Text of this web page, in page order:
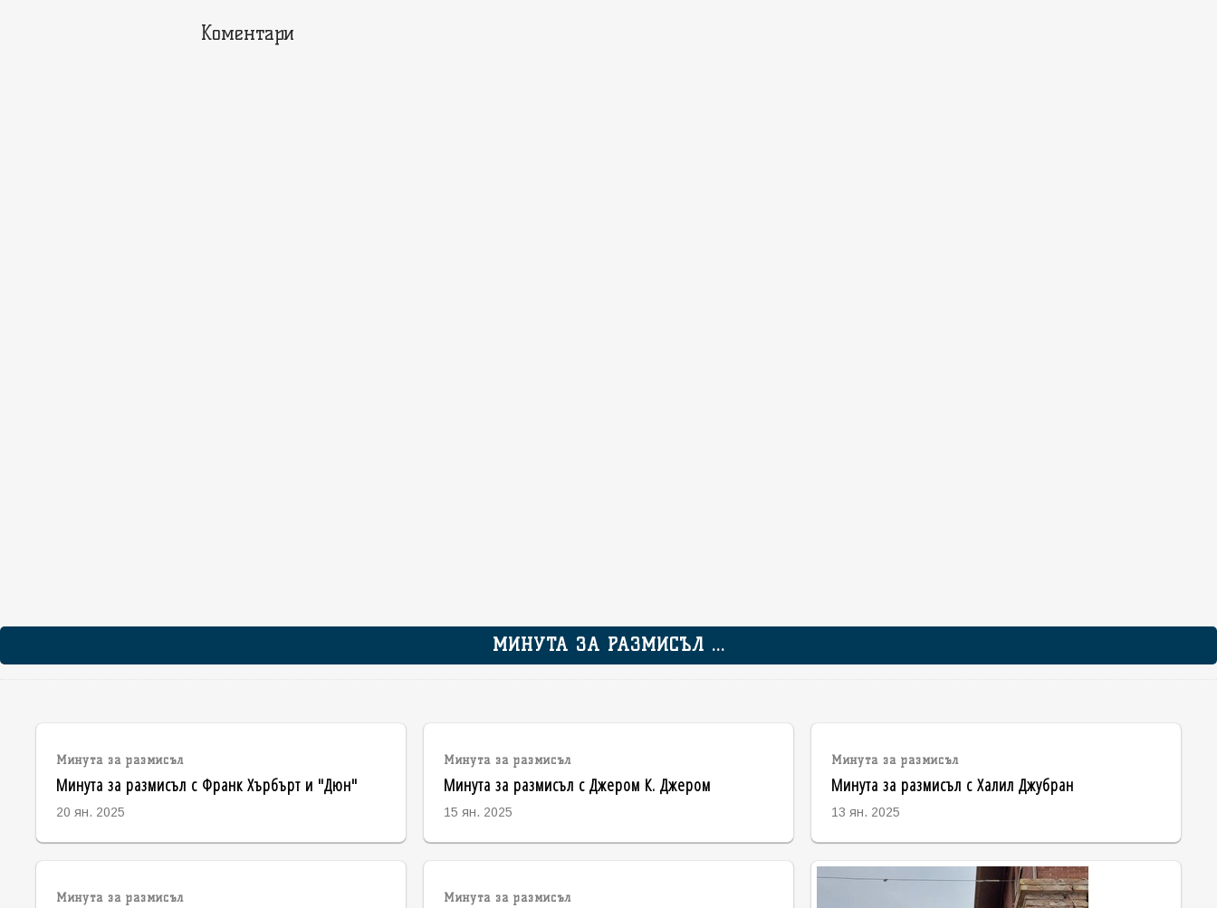
Коментари
МИНУТА ЗА РАЗМИСЪЛ ...
Минута за размисъл
Минута за размисъл с Франк Хърбърт и "Дюн"
20 ян. 2025
Минута за размисъл
Минута за размисъл с Джером К. Джером
15 ян. 2025
Минута за размисъл
Минута за размисъл с Халил Джубран
13 ян. 2025
Минута за размисъл Минута за размисъл